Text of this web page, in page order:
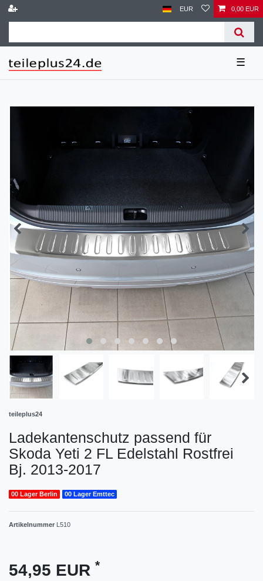
EUR 0,00 EUR
☰
teileplus24
Ladekantenschutz passend für
Skoda Yeti 2 FL Edelstahl Rostfrei
Bj. 2013-2017
00 Lager Berlin 00 Lager Emttec
Artikelnummer L510
54,95 EUR *